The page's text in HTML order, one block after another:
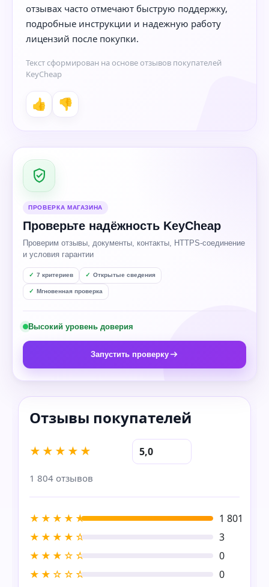
отзывах часто отмечают быструю поддержку,
подробные инструкции и надежную работу
лицензий после покупки.
Текст сформирован на основе отзывов покупателей
KeyCheap
👍 👎
ПРОВЕРКА МАГАЗИНА
Проверьте надёжность KeyCheap
Проверим отзывы, документы, контакты, HTTPS-соединение
и условия гарантии
7 критериев Открытые сведения
Мгновенная проверка
Высокий уровень доверия
Запустить проверку
★★★★★ 5,0
1 804 отзывов
★★★★★
1 801
★★★★☆
3
★★★☆☆
0
★★☆☆☆
0